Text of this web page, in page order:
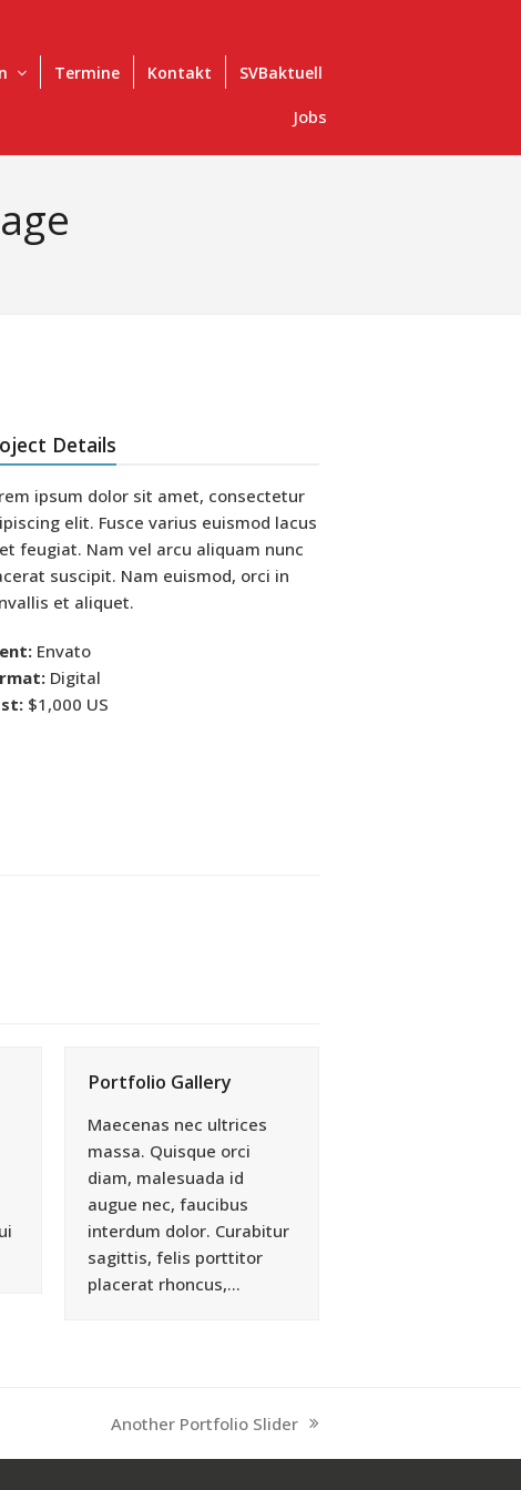
Termine Kontakt SVBaktuell
Jobs
Details
ipsum dolor sit amet, consectetur
elit. Fusce varius euismod lacus
feugiat. Nam vel arcu aliquam nunc
suscipit. Nam euismod, orci in
et aliquet.
Envato
Digital
$1,000 US
Portfolio Gallery
Maecenas nec ultrices
massa. Quisque orci
diam, malesuada id
augue nec, faucibus
interdum dolor. Curabitur
sagittis, felis porttitor
placerat rhoncus,…
Nächster
Beitrag:
Another Portfolio Slider